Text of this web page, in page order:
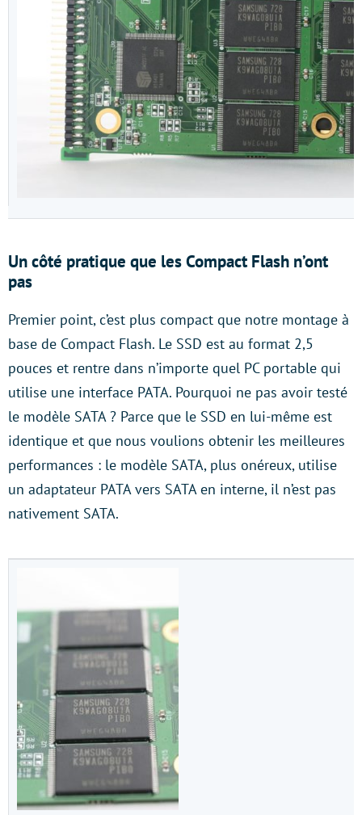
Un côté pratique que les Compact Flash n’ont
pas
Premier point, c’est plus compact que notre montage à
base de Compact Flash. Le SSD est au format 2,5
pouces et rentre dans n’importe quel PC portable qui
utilise une interface PATA. Pourquoi ne pas avoir testé
le modèle SATA ? Parce que le SSD en lui-même est
identique et que nous voulions obtenir les meilleures
performances : le modèle SATA, plus onéreux, utilise
un adaptateur PATA vers SATA en interne, il n’est pas
nativement SATA.